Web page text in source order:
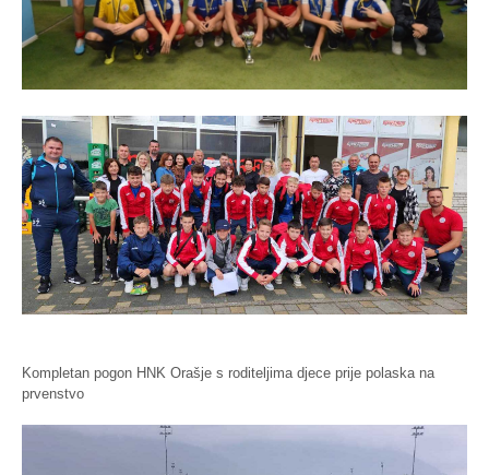
Kompletan pogon HNK Orašje s roditeljima djece prije polaska na
prvenstvo